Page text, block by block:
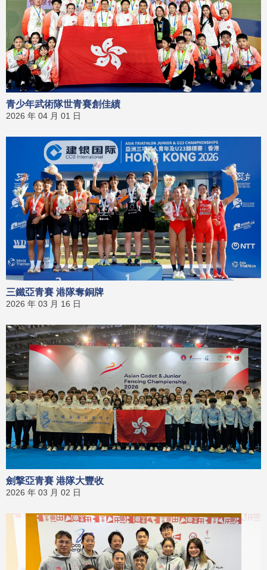
青少年武術隊世青賽創佳績
2026 年 04 月 01 日
三鐵亞青賽 港隊奪銅牌
2026 年 03 月 16 日
劍撃亞青賽 港隊大豐收
2026 年 03 月 02 日